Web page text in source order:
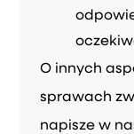
O innych
sprawach
napisze w